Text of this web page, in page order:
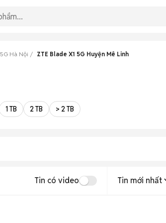
Hà Nội ZTE Blade X1 5G Huyện Mê Linh
1 TB 2 TB > 2 TB
Tin có video Tin mới nhất